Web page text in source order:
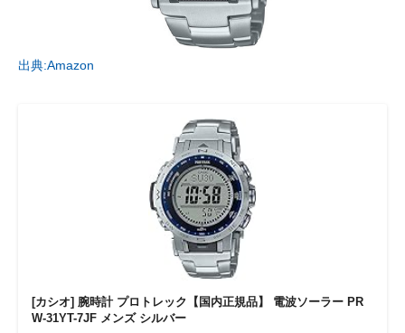
出典:Amazon
[カシオ] 腕時計 プロトレック【国内正規品】 電波ソーラー PR
W-31YT-7JF メンズ シルバー